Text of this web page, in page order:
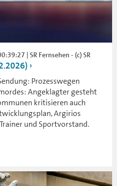
| SR Fernsehen - (c) SR
Prozesswegen
Angeklagter gesteht
kritisieren auch
Argirios
und Sportvorstand.